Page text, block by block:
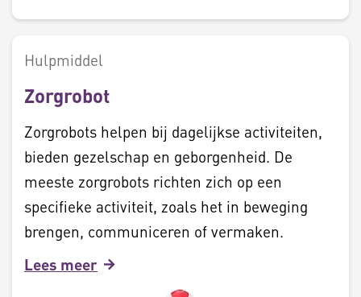
Hulpmiddel
Zorgrobot
Zorgrobots helpen bij dagelijkse activiteiten,
bieden gezelschap en geborgenheid. De
meeste zorgrobots richten zich op een
specifieke activiteit, zoals het in beweging
brengen, communiceren of vermaken.
Lees meer